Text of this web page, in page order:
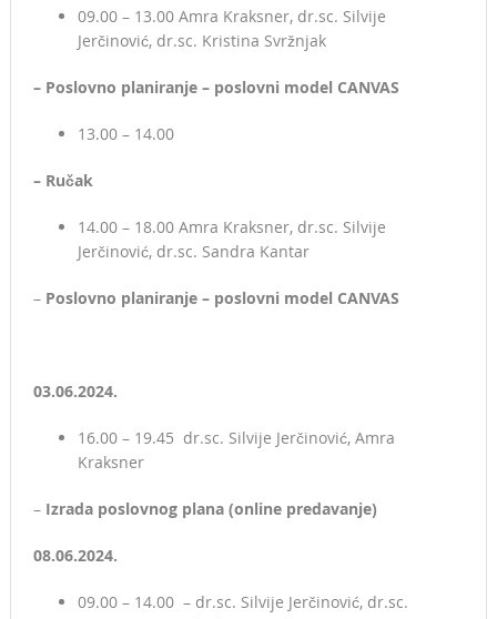
09.00 – 13.00 Amra Kraksner, dr.sc. Silvije
Jerčinović, dr.sc. Kristina Svržnjak
– Poslovno planiranje – poslovni model CANVAS
13.00 – 14.00
– Ručak
14.00 – 18.00 Amra Kraksner, dr.sc. Silvije
Jerčinović, dr.sc. Sandra Kantar
– Poslovno planiranje – poslovni model CANVAS
03.06.2024.
16.00 – 19.45 dr.sc. Silvije Jerčinović, Amra
Kraksner
– Izrada poslovnog plana (online predavanje)
08.06.2024.
09.00 – 14.00 – dr.sc. Silvije Jerčinović, dr.sc.